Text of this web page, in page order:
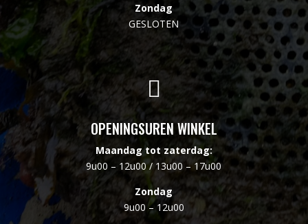
Zondag
GESLOTEN

OPENINGSUREN WINKEL
Maandag tot zaterdag:
9u00 – 12u00 / 13u00 – 17u00
Zondag
9u00 – 12u00